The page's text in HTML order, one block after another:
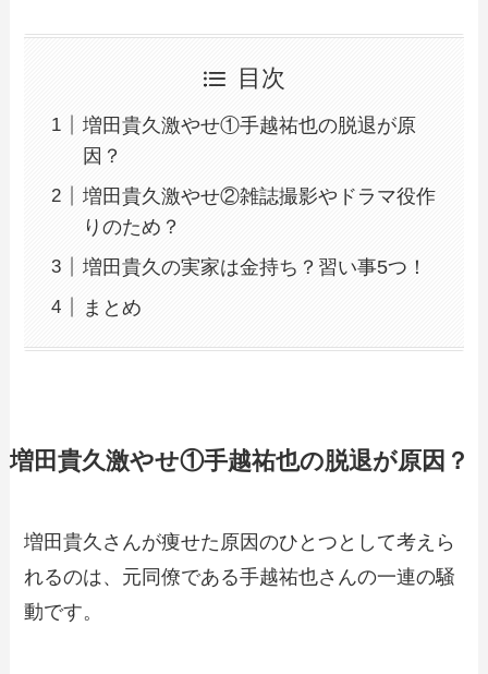
目次
増田貴久激やせ①手越祐也の脱退が原
因？
増田貴久激やせ②雑誌撮影やドラマ役作
りのため？
増田貴久の実家は金持ち？習い事5つ！
まとめ
増田貴久激やせ①手越祐也の脱退が原因？
増田貴久さんが痩せた原因のひとつとして考えら
れるのは、元同僚である手越祐也さんの一連の騒
動です。